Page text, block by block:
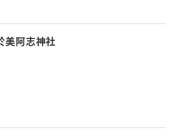
美阿志神社